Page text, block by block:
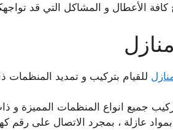
الأعطال و المشاكل التي قد
للقيام بتركيب و تمديد المنظمات
جميع انواع المنظمات المميزة و
عازلة ، بمجرد الاتصال على رقم